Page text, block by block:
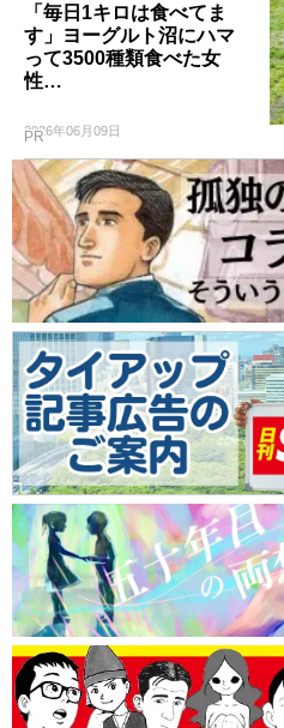
「毎日1キロは食べてま
す」ヨーグルト沼にハマ
って3500種類食べた女
性…
2026年06月09日
PR